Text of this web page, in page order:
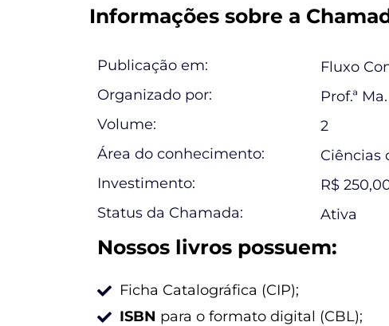
Informações sobre a
Publicação em:
Fluxo
Organizado por:
Prof.ª
Volume:
2
Área do conhecimento:
Ciências
Investimento:
R$
Status da Chamada:
Ativa
Nossos livros possuem:
Ficha Catalográfica (CIP);
ISBN para o formato digital (CBL);